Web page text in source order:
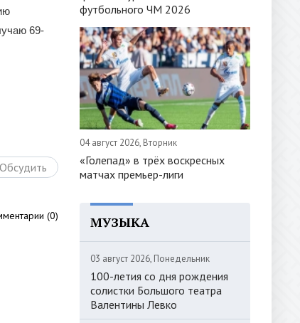
69-
Обсудить
(0)
футбольного ЧМ 2026
04 август 2026, Вторник
«Голепад» в трёх воскресных
матчах премьер-лиги
МУЗЫКА
03 август 2026, Понедельник
100-летия со дня рождения
солистки Большого театра
Валентины Левко